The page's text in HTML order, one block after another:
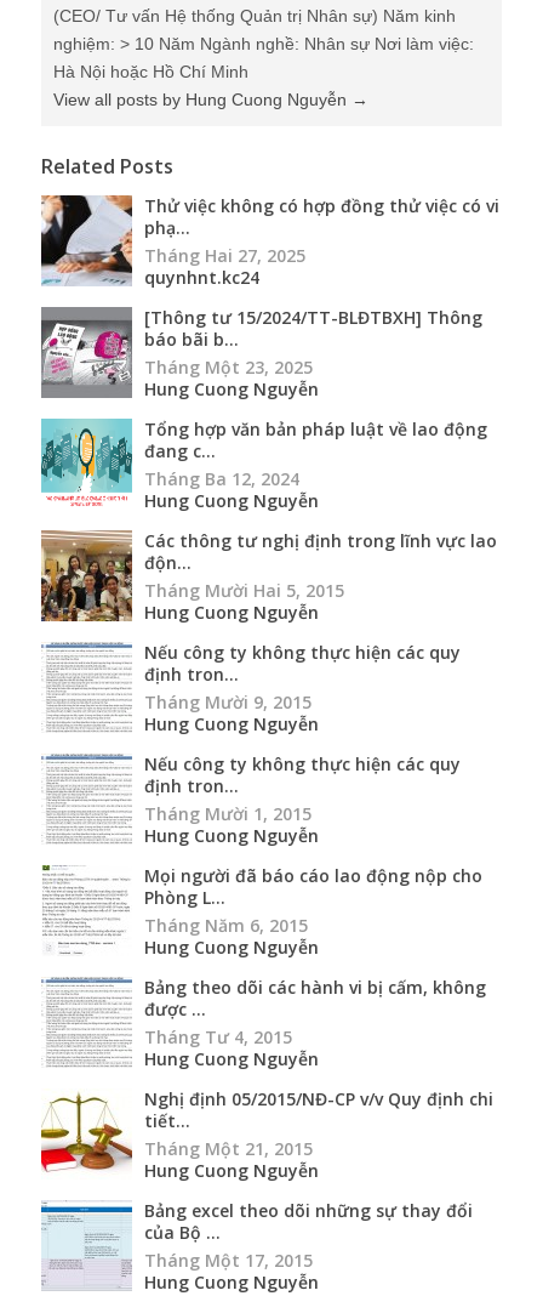
(CEO/ Tư vấn Hệ thống Quản trị Nhân sự) Năm kinh
nghiệm: > 10 Năm Ngành nghề: Nhân sự Nơi làm việc:
Hà Nội hoặc Hồ Chí Minh
View all posts by Hung Cuong Nguyễn →
Related Posts
Thử việc không có hợp đồng thử việc có vi
phạ...
Tháng Hai 27, 2025
quynhnt.kc24
[Thông tư 15/2024/TT-BLĐTBXH] Thông
báo bãi b...
Tháng Một 23, 2025
Hung Cuong Nguyễn
Tổng hợp văn bản pháp luật về lao động
đang c...
Tháng Ba 12, 2024
Hung Cuong Nguyễn
Các thông tư nghị định trong lĩnh vực lao
độn...
Tháng Mười Hai 5, 2015
Hung Cuong Nguyễn
Nếu công ty không thực hiện các quy
định tron...
Tháng Mười 9, 2015
Hung Cuong Nguyễn
Nếu công ty không thực hiện các quy
định tron...
Tháng Mười 1, 2015
Hung Cuong Nguyễn
Mọi người đã báo cáo lao động nộp cho
Phòng L...
Tháng Năm 6, 2015
Hung Cuong Nguyễn
Bảng theo dõi các hành vi bị cấm, không
được ...
Tháng Tư 4, 2015
Hung Cuong Nguyễn
Nghị định 05/2015/NĐ-CP v/v Quy định chi
tiết...
Tháng Một 21, 2015
Hung Cuong Nguyễn
Bảng excel theo dõi những sự thay đổi
của Bộ ...
Tháng Một 17, 2015
Hung Cuong Nguyễn